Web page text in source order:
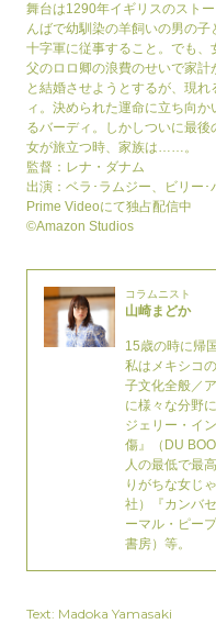
舞台は1290年イギリスのスト
んばで幼馴染の羊飼いの男の
十字軍に従事すること。でも、
父のロロ卿の浪費のせいで家
と結婚させようとするが、現
ィ。決められた運命に立ち向
るバーディ。しかしついに最
女が旅立つ時、家族は……。
監督：レナ・ダナム
出演：ベラ･ラムジー、ビリー
Prime Videoにて独占配信中
©Amazon Studios
コラムニスト
山崎まどか
15歳の時に帰
私はメキシコ
子文化全般／
に様々な分野
ジェリー・イ
傷』（DU
人の最低で最
りがちな女じ
社）『カンバ
ーマル・ピー
書房）等。
Text: Madoka Yamasaki